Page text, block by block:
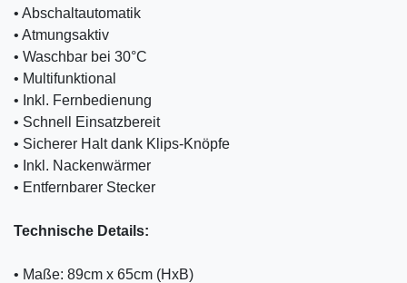
• Abschaltautomatik
• Atmungsaktiv
• Waschbar bei 30°C
• Multifunktional
• Inkl. Fernbedienung
• Schnell Einsatzbereit
• Sicherer Halt dank Klips-Knöpfe
• Inkl. Nackenwärmer
• Entfernbarer Stecker
Technische Details:
• Maße: 89cm x 65cm (HxB)